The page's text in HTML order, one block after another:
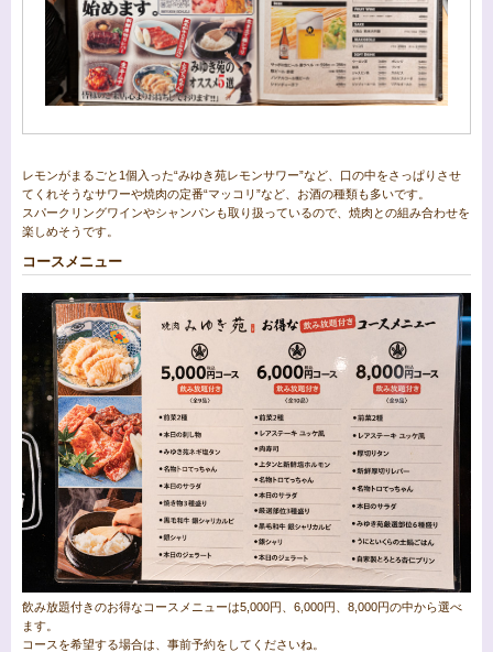
レモンがまるごと1個入った“みゆき苑レモンサワー”など、口の中をさっぱりさせ
てくれそうなサワーや焼肉の定番“マッコリ”など、お酒の種類も多いです。
スパークリングワインやシャンパンも取り扱っているので、焼肉との組み合わせを
楽しめそうです。
コースメニュー
飲み放題付きのお得なコースメニューは5,000円、6,000円、8,000円の中から選べ
ます。
コースを希望する場合は、事前予約をしてくださいね。